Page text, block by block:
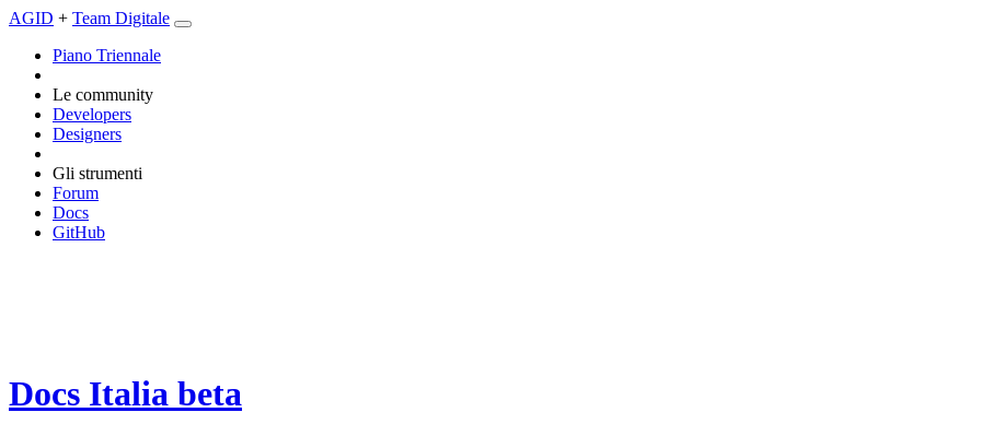
AGID + Team Digitale
Piano Triennale
Le community
Developers
Designers
Gli strumenti
Forum
Docs
GitHub
Docs Italia beta